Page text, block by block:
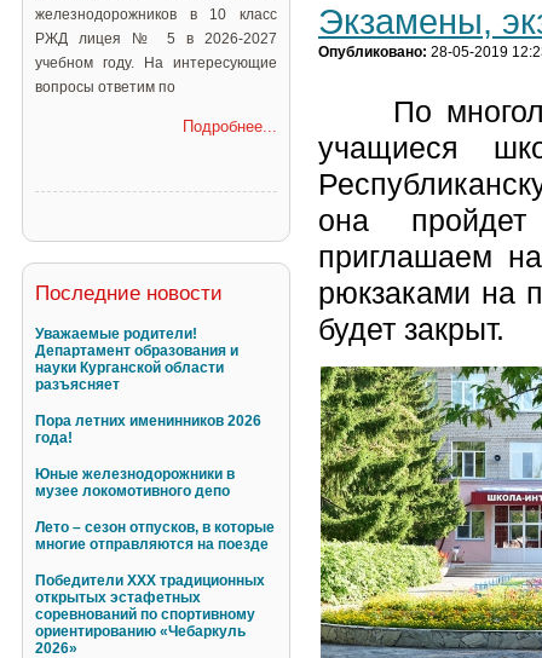
железнодорожников в 10 класс
РЖД лицея № 5 в 2026-2027
учебном году. На интересующие
вопросы ответим по
Подробнее...
Последние новости
Уважаемые родители!
Департамент образования и
науки Курганской области
разъясняет
Пора летних именинников 2026
года!
Юные железнодорожники в
музее локомотивного депо
Лето – сезон отпусков, в которые
многие отправляются на поезде
Победители XXX традиционных
открытых эстафетных
соревнований по спортивному
ориентированию «Чебаркуль
2026»
Экзамены,
Опубликовано: 28-05-2019
По
учащиеся
она
приглашаем
рюкзаками на
будет закрыт.